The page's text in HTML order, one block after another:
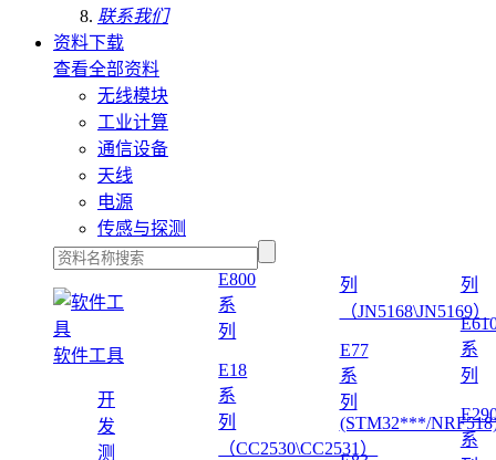
联系我们
资料下载
查看全部资料
无线模块
工业计算
通信设备
天线
电源
传感与探测
软件工具
开
发
测
E800
系
列
E18
系
列
（CC2530\CC2531）
列
（JN5168\JN5169）
E77
系
列
(STM32***/
列
系
列
系